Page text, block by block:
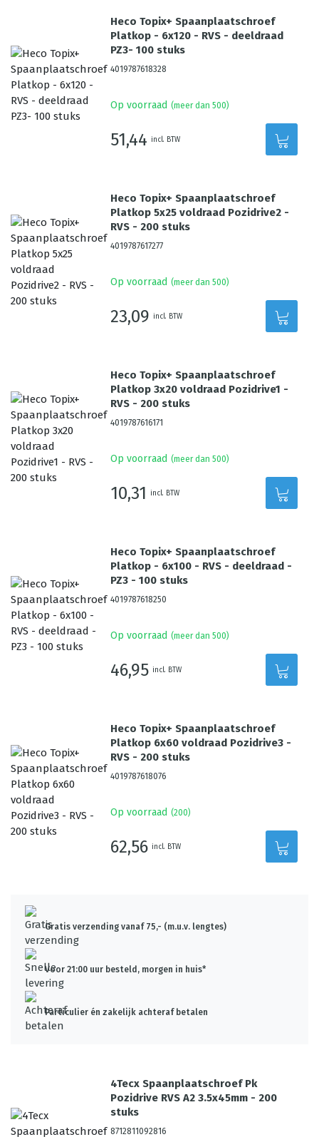
Heco Topix+ Spaanplaatschroef
Platkop - 6x120 - RVS - deeldraad
PZ3- 100 stuks
4019787618328
Op voorraad (meer dan 500)
51,44 incl. BTW
Heco Topix+ Spaanplaatschroef
Platkop 5x25 voldraad Pozidrive2 -
RVS - 200 stuks
4019787617277
Op voorraad (meer dan 500)
23,09 incl. BTW
Heco Topix+ Spaanplaatschroef
Platkop 3x20 voldraad Pozidrive1 -
RVS - 200 stuks
4019787616171
Op voorraad (meer dan 500)
10,31 incl. BTW
Heco Topix+ Spaanplaatschroef
Platkop - 6x100 - RVS - deeldraad -
PZ3 - 100 stuks
4019787618250
Op voorraad (meer dan 500)
46,95 incl. BTW
Heco Topix+ Spaanplaatschroef
Platkop 6x60 voldraad Pozidrive3 -
RVS - 200 stuks
4019787618076
Op voorraad (200)
62,56 incl. BTW
Gratis verzending vanaf 75,- (m.u.v. lengtes)
Voor 21:00 uur besteld, morgen in huis*
Particulier én zakelijk achteraf betalen
4Tecx Spaanplaatschroef Pk
Pozidrive RVS A2 3.5x45mm - 200
stuks
8712811092816